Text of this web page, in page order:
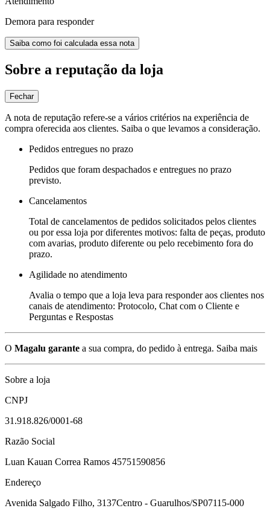
Demora para responder
Saiba como foi calculada essa nota
Sobre a reputação da loja
Fechar
A nota de reputação refere-se a vários critérios na experiência de
compra oferecida aos clientes. Saiba o que levamos a consideração.
Pedidos entregues no prazo
Pedidos que foram despachados e entregues no prazo
previsto.
Cancelamentos
Total de cancelamentos de pedidos solicitados pelos clientes
ou por essa loja por diferentes motivos: falta de peças, produto
com avarias, produto diferente ou pelo recebimento fora do
prazo.
Agilidade no atendimento
Avalia o tempo que a loja leva para responder aos clientes nos
canais de atendimento: Protocolo, Chat com o Cliente e
Perguntas e Respostas
O Magalu garante a sua compra, do pedido à entrega. Saiba mais
Sobre a loja
CNPJ
31.918.826/0001-68
Razão Social
Luan Kauan Correa Ramos 45751590856
Endereço
Avenida Salgado Filho, 3137Centro - Guarulhos/SP07115-000